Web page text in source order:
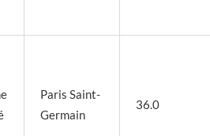
Paris Saint-
Germain
36.0